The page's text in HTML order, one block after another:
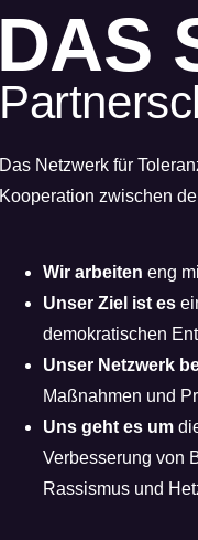
DAS
Das Netzwerk für
Kooperation zwischen
Wir arbeiten eng
Unser Ziel ist es
demokratischen
Unser Netzwerk
Maßnahmen und
Uns geht es um
Verbesserung von
Rassismus und